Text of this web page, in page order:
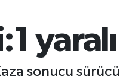
yaralı
sonucu sürücü